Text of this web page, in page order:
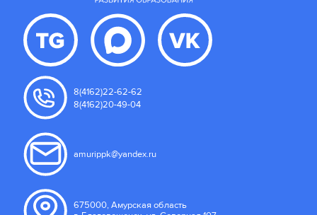
8(4162)22-62-62
8(4162)20-49-04
amurippk@yandex.ru
675000, Амурская область